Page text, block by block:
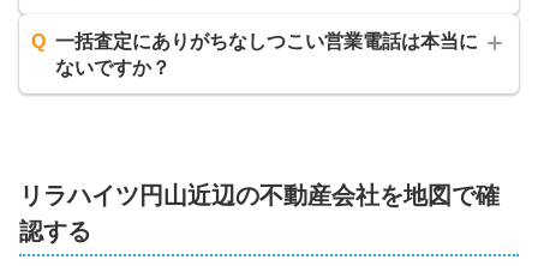
Q 一括査定にありがちなしつこい営業電話は本当に
ないですか？
リラハイツ円山近辺の不動産会社を地図で確
認する